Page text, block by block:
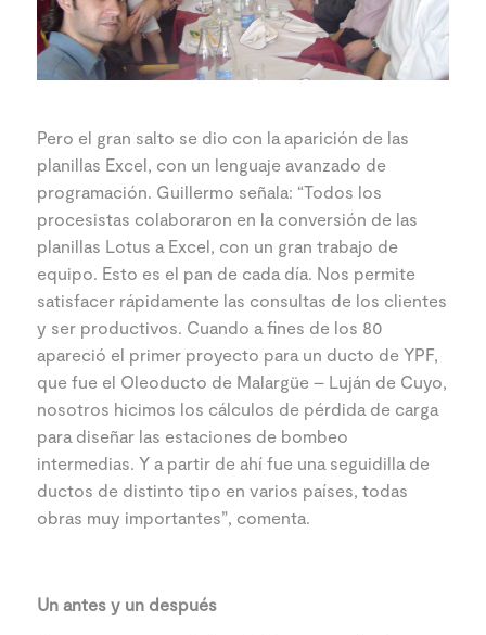
Pero el gran salto se dio con la aparición de las
planillas Excel, con un lenguaje avanzado de
programación. Guillermo señala: “Todos los
procesistas colaboraron en la conversión de las
planillas Lotus a Excel, con un gran trabajo de
equipo. Esto es el pan de cada día. Nos permite
satisfacer rápidamente las consultas de los clientes
y ser productivos. Cuando a fines de los 80
apareció el primer proyecto para un ducto de YPF,
que fue el Oleoducto de Malargüe – Luján de Cuyo,
nosotros hicimos los cálculos de pérdida de carga
para diseñar las estaciones de bombeo
intermedias. Y a partir de ahí fue una seguidilla de
ductos de distinto tipo en varios países, todas
obras muy importantes”, comenta.
Un antes y un después